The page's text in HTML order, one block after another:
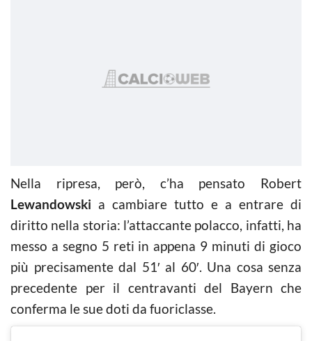
Nella ripresa, però, c’ha pensato Robert
Lewandowski a cambiare tutto e a entrare di
diritto nella storia: l’attaccante polacco, infatti, ha
messo a segno 5 reti in appena 9 minuti di gioco
più precisamente dal 51′ al 60′. Una cosa senza
precedente per il centravanti del Bayern che
conferma le sue doti da fuoriclasse.